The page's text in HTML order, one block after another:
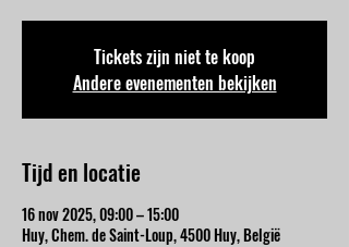
Tickets zijn niet te koop
Andere evenementen bekijken
Tijd en locatie
16 nov 2025, 09:00 – 15:00
Huy, Chem. de Saint-Loup, 4500 Huy, België